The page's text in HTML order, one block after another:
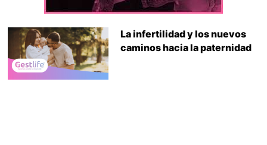
La infertilidad y los nuevos
caminos hacia la paternidad